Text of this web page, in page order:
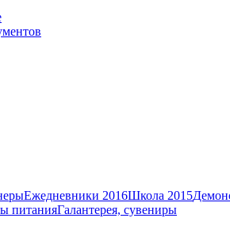
Ежедневники 2016Школа 2015
питанияГалантерея, сувениры